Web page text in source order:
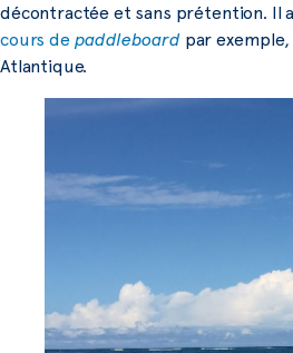
décontractée et sans prétention. Il
cours depaddleboardpar exemple,
Atlantique.